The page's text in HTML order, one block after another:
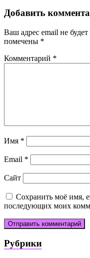
Добавить
Ваш адрес email не
помечены *
Комментарий *
Имя *
Email *
Сайт
Сохранить моё имя,
последующих моих
Рубрики